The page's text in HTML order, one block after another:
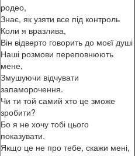
родео,
Знає, як узяти все під контроль
Коли я вразлива,
Він відверто говорить до моєї душі
Наші розмови переповнюють
мене,
Змушуючи відчувати
запаморочення.
Чи ти той самий хто це зможе
зробити?
Бо я не хочу тобі цього
показувати.
Якщо це не про тебе, скажи мені,